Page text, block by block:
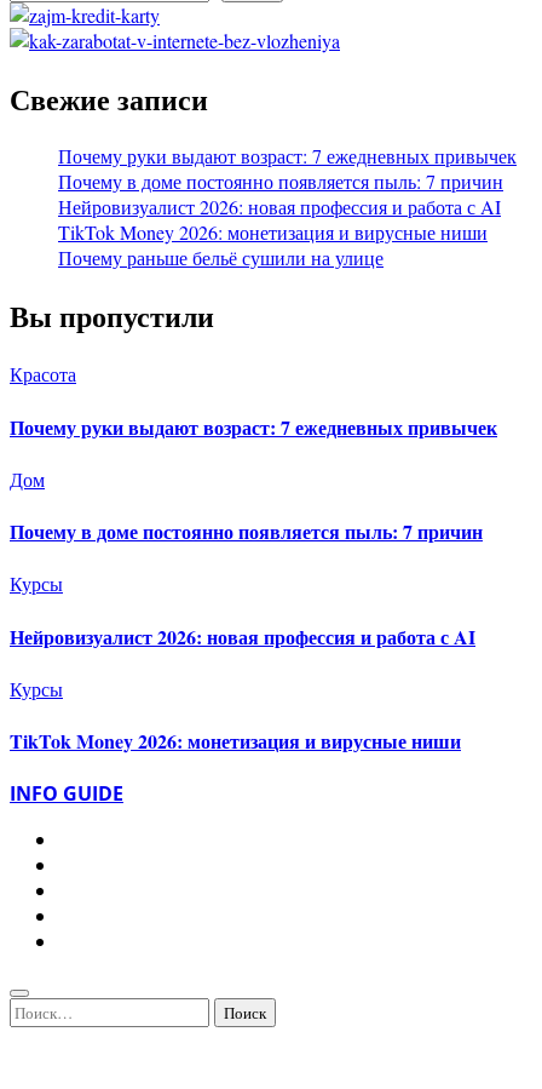
Свежие записи
Почему руки выдают возраст: 7 ежедневных привычек
Почему в доме постоянно появляется пыль: 7 причин
Нейровизуалист 2026: новая профессия и работа с AI
TikTok Money 2026: монетизация и вирусные ниши
Почему раньше бельё сушили на улице
Вы пропустили
Красота
Почему руки выдают возраст: 7 ежедневных привычек
Дом
Почему в доме постоянно появляется пыль: 7 причин
Курсы
Нейровизуалист 2026: новая профессия и работа с AI
Курсы
TikTok Money 2026: монетизация и вирусные ниши
INFO GUIDE
Найти: